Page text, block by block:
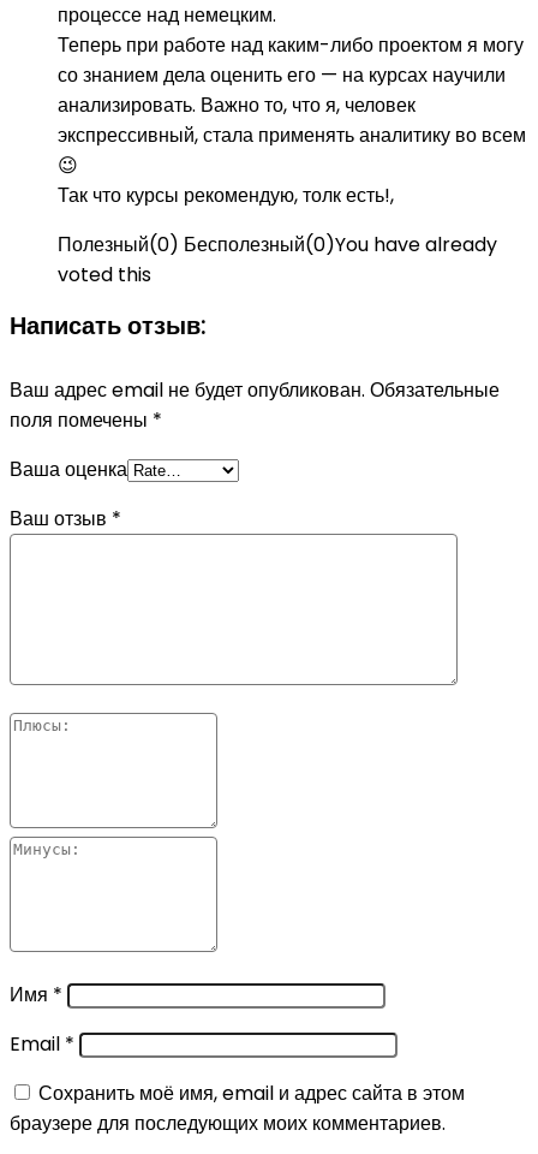
процессе над немецким.
Теперь при работе над каким-либо проектом я могу
со знанием дела оценить его — на курсах научили
анализировать. Важно то, что я, человек
экспрессивный, стала применять аналитику во всем
😉
Так что курсы рекомендую, толк есть!,
Полезный(0) Бесполезный(0)You have already
voted this
Написать отзыв:
Ваш адрес email не будет опубликован. Обязательные
поля помечены *
Ваша оценка
Ваш отзыв *
Имя *
Email *
Сохранить моё имя, email и адрес сайта в этом
браузере для последующих моих комментариев.